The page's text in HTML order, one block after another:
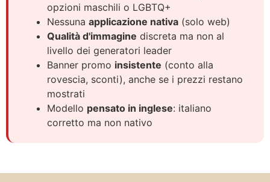
opzioni maschili o LGBTQ+
Nessuna applicazione nativa (solo web)
Qualità d'immagine discreta ma non al
livello dei generatori leader
Banner promo insistente (conto alla
rovescia, sconti), anche se i prezzi restano
mostrati
Modello pensato in inglese: italiano
corretto ma non nativo